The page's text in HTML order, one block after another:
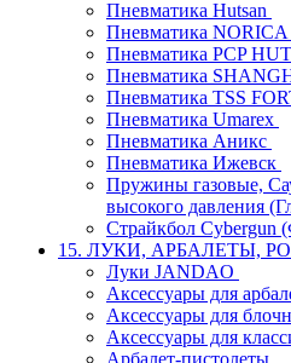
Пневматика Hutsan
Пневматика NORICA
Пневматика PCP
Пневматика
Пневматика TSS
Пневматика Umarex
Пневматика Аникс
Пневматика Ижевск
Пружины газовые,
высокого давления
Страйкбол Cybergun
15. ЛУКИ, АРБАЛЕТЫ,
Луки JANDAO
Аксессуары для
Аксессуары для
Аксессуары для
Арбалет-пистолеты